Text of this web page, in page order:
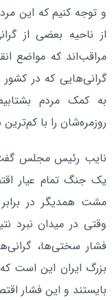
و توجه کنیم که این
از ناحیه بعضی از
مراقب‌اند که مواضع
گرانی‌هایی که در کشور
به کمک مردم
روزمره‌شان را با
نایب رئیس مجلس گفت:
یک جنگ تمام عیار
مشت همدیگر در
وقتی در میدان نبرد
فشار سختی‌ها،
بزرگ ایران این است
بایستند و این فشار